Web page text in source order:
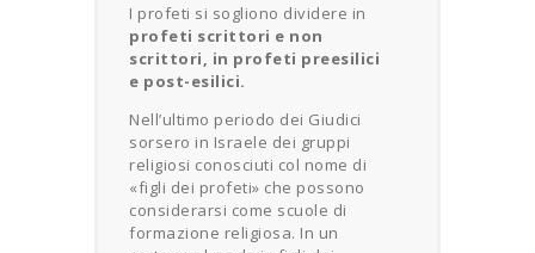
I profeti si sogliono dividere in
profeti scrittori e non
scrittori, in profeti preesilici
e post-esilici.
Nell’ultimo periodo dei Giudici
sorsero in Israele dei gruppi
religiosi conosciuti col nome di
«figli dei profeti» che possono
considerarsi come scuole di
formazione religiosa. In un